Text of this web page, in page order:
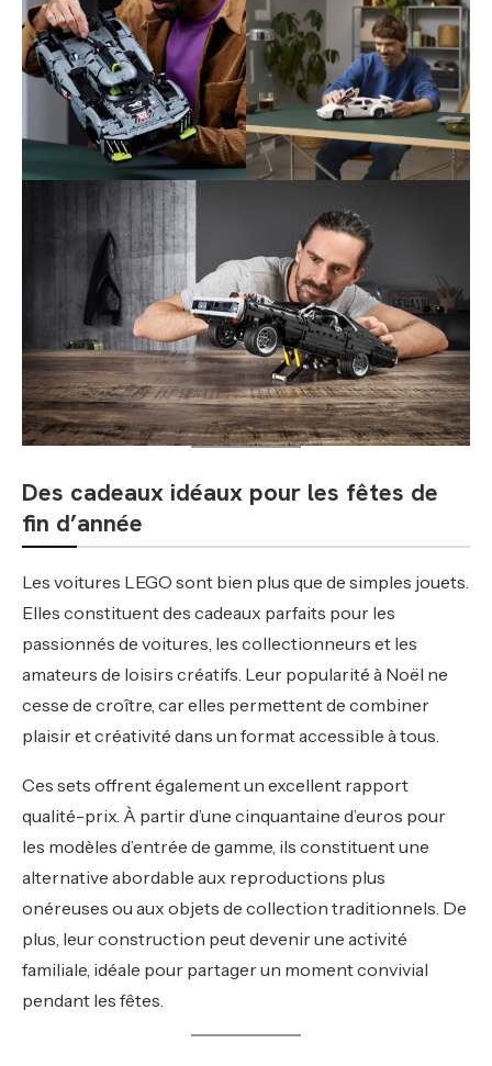
Des cadeaux idéaux pour les fêtes de
fin d’année
Les voitures LEGO sont bien plus que de simples jouets.
Elles constituent des cadeaux parfaits pour les
passionnés de voitures, les collectionneurs et les
amateurs de loisirs créatifs. Leur popularité à Noël ne
cesse de croître, car elles permettent de combiner
plaisir et créativité dans un format accessible à tous.
Ces sets offrent également un excellent rapport
qualité-prix. À partir d’une cinquantaine d’euros pour
les modèles d’entrée de gamme, ils constituent une
alternative abordable aux reproductions plus
onéreuses ou aux objets de collection traditionnels. De
plus, leur construction peut devenir une activité
familiale, idéale pour partager un moment convivial
pendant les fêtes.